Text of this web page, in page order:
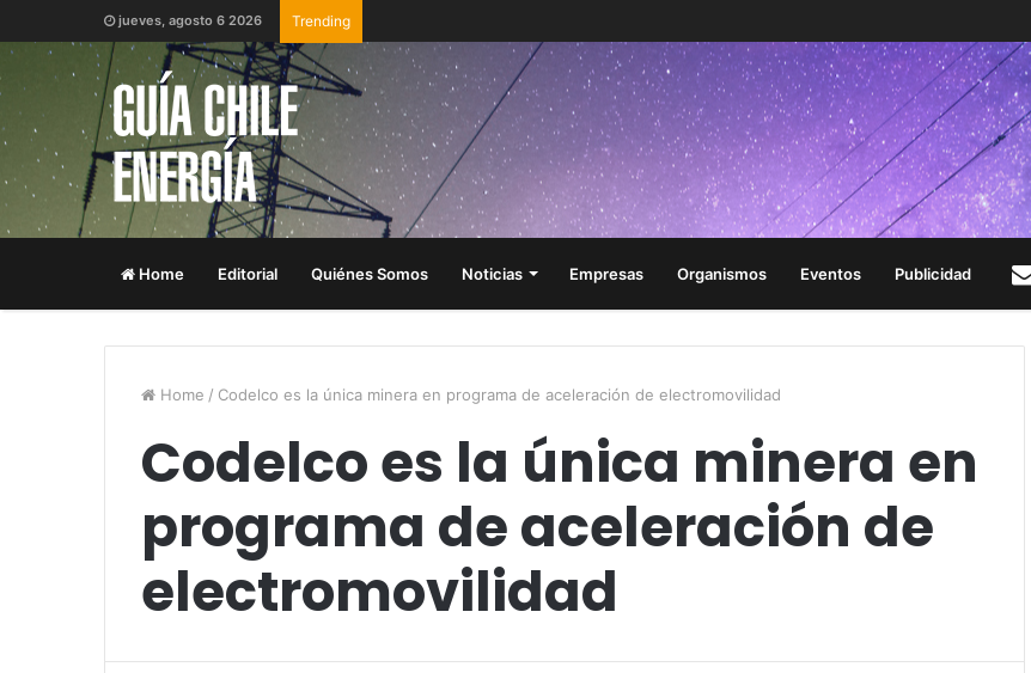
jueves, agosto 6 2026 Trending
Home Editorial Quiénes Somos Noticias Empresas Organismos Eventos Publicidad
Home / Codelco es la única minera en programa de aceleración de electromovilidad
Codelco es la única minera en
programa de aceleración de
electromovilidad